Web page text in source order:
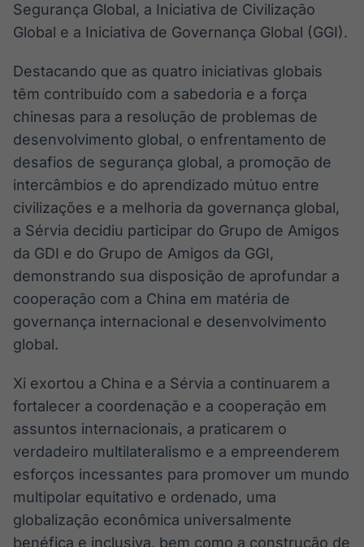
Segurança Global, a Iniciativa de Civilização
Global e a Iniciativa de Governança Global (GGI).
Destacando que as quatro iniciativas globais
têm contribuído com a sabedoria e a força
chinesas para a resolução de problemas de
desenvolvimento global, o enfrentamento de
desafios de segurança global, a promoção de
intercâmbios e do aprendizado mútuo entre
civilizações e a melhoria da governança global,
a Sérvia decidiu participar do Grupo de Amigos
da GDI e do Grupo de Amigos da GGI,
demonstrando sua disposição de aprofundar a
cooperação com a China em matéria de
governança internacional e desenvolvimento
global.
Xi exortou a China e a Sérvia a continuarem a
fortalecer a coordenação e a cooperação em
assuntos internacionais, a praticarem o
verdadeiro multilateralismo e a empreenderem
esforços incessantes para promover um mundo
multipolar equitativo e ordenado, uma
globalização econômica universalmente
benéfica e inclusiva, bem como a construção de